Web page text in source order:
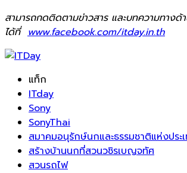
สามารถกดติดตามข่าวสาร และบทความทางด้า
ได้ที่ www.facebook.com/itday.in.th
แท็ก
ITday
Sony
SonyThai
สมาคมอนุรักษ์นกและธรรมชาติแห่งประ
สร้างบ้านนกที่สวนวชิรเบญจทัศ
สวนรถไฟ